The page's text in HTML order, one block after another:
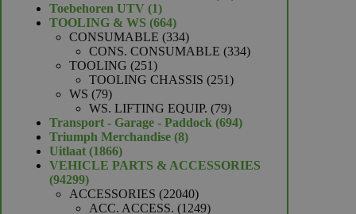
Toebehoren UTV 11
product
TOOLING & WS 664664
producten
CONSUMABLE 334334
producten
CONS. CONSUMABLE 334334
TOOLING 251251
producten
TOOLING CHASSIS 251251
WS 7979
producten
WS. LIFTING EQUIP. 7979
producten
Transport - Garage - Paddock 694694
Triumph Merchandise 88
Uitlaat 18661866
producten
VEHICLE PARTS & ACCESSORIES
9429994299
producten
ACCESSORIES 2204022040
producten
ACC. ACCESS. 12491249